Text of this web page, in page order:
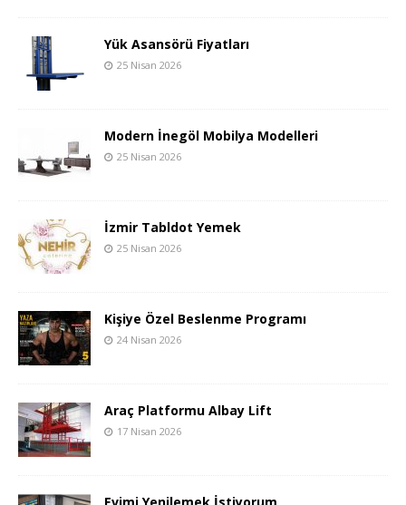
Yük Asansörü Fiyatları
25 Nisan 2026
Modern İnegöl Mobilya Modelleri
25 Nisan 2026
İzmir Tabldot Yemek
25 Nisan 2026
Kişiye Özel Beslenme Programı
24 Nisan 2026
Araç Platformu Albay Lift
17 Nisan 2026